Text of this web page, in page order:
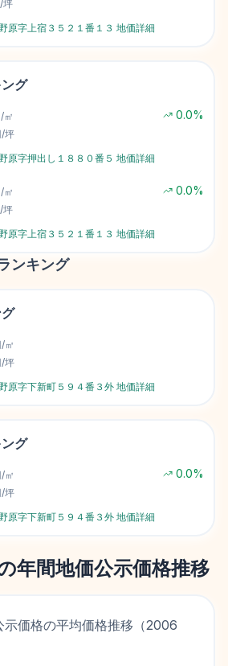
坪
原字上宿３５２１番１３ 地価詳細
グ
㎡ 0.0%
坪
原字押出し１８８０番５ 地価詳細
㎡ 0.0%
坪
原字上宿３５２１番１３ 地価詳細
ンキング
㎡
坪
原字下新町５９４番３外 地価詳細
グ
㎡ 0.0%
坪
原字下新町５９４番３外 地価詳細
年間地価公示価格推移
示価格の平均価格推移（2006